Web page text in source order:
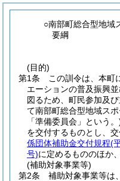
○南部町総合型地域
要綱
(目的)
第1条
この訓令は、本町
エーションの普及振興
図るため、町民参加及
て南部町総合型地域ス
「準備委員会」という。
を交付するものとし、交
係団体補助金交付規程(
号)に定めるもののほか
(補助対象事業等)
第2条
補助対象事業等は